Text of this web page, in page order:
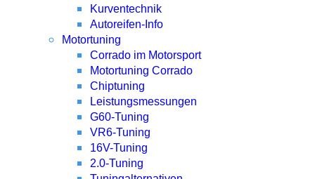
Kurventechnik
Autoreifen-Info
Motortuning
Corrado im Motorsport
Motortuning Corrado
Chiptuning
Leistungsmessungen
G60-Tuning
VR6-Tuning
16V-Tuning
2.0-Tuning